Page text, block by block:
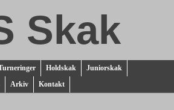
Skak
Holdskak
Juniorskak
Arkiv Kontakt